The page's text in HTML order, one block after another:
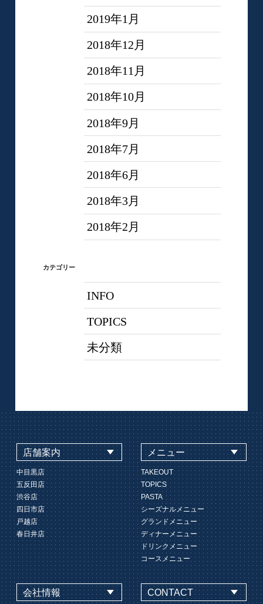
2019年1月
2018年12月
2018年11月
2018年10月
2018年9月
2018年7月
2018年6月
2018年3月
2018年2月
カテゴリー
INFO
TOPICS
未分類
店舗案内
中目黒店
五反田店
渋谷店
四日市店
戸越店
春日井店
メニュー
TAKEOUT
TOPICS
PASTA
シーズナルメニュー
グランドメニュー
ディナーメニュー
ドリンクメニュー
コースメニュー
会社情報 CONTACT